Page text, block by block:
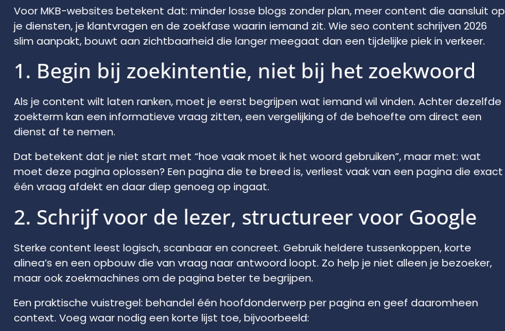
Voor MKB-websites betekent dat: minder losse blogs zonder plan, meer content die aansluit op
je diensten, je klantvragen en de zoekfase waarin iemand zit. Wie seo content schrijven 2026
slim aanpakt, bouwt aan zichtbaarheid die langer meegaat dan een tijdelijke piek in verkeer.
1. Begin bij zoekintentie, niet bij het zoekwoord
Als je content wilt laten ranken, moet je eerst begrijpen wat iemand wil vinden. Achter dezelfde
zoekterm kan een informatieve vraag zitten, een vergelijking of de behoefte om direct een
dienst af te nemen.
Dat betekent dat je niet start met “hoe vaak moet ik het woord gebruiken”, maar met: wat
moet deze pagina oplossen? Een pagina die te breed is, verliest vaak van een pagina die exact
één vraag afdekt en daar diep genoeg op ingaat.
2. Schrijf voor de lezer, structureer voor Google
Sterke content leest logisch, scanbaar en concreet. Gebruik heldere tussenkoppen, korte
alinea’s en een opbouw die van vraag naar antwoord loopt. Zo help je niet alleen je bezoeker,
maar ook zoekmachines om de pagina beter te begrijpen.
Een praktische vuistregel: behandel één hoofdonderwerp per pagina en geef daaromheen
context. Voeg waar nodig een korte lijst toe, bijvoorbeeld: